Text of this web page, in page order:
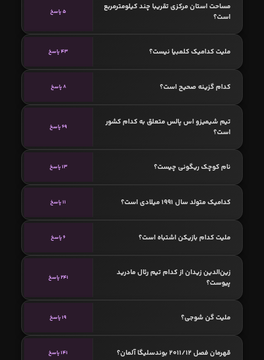
مساحت استان مرکزی تقریبا چند کیلومترمربع
است؟
5 پاسخ
ملیت کدامیک کلمبیا نیست؟ 43 پاسخ
کدام گزینه صحیح است؟ 8 پاسخ
تیم شیمیزو اس پالس متعلق به کدام کشور
است؟
69 پاسخ
نام کوچک ریگونی چیست؟ 13 پاسخ
کدامیک متولد سال 1991 میلادی است؟ 11 پاسخ
ملیت کدام بازیکن اشتباه است؟ 6 پاسخ
زین‌الدین زیدان از کدام تیم رئال مادرید
پیوست؟
241 پاسخ
ملیت گن شوجی؟ 19 پاسخ
قهرمان فصل 2011/12 بوندسلیگا آلمان؟ 141 پاسخ